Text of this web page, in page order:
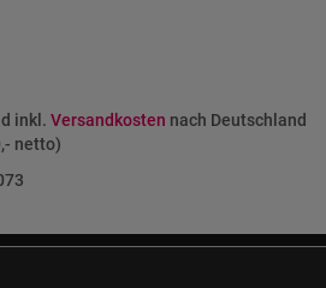
inkl. Versandkosten nach Deutschland
netto)